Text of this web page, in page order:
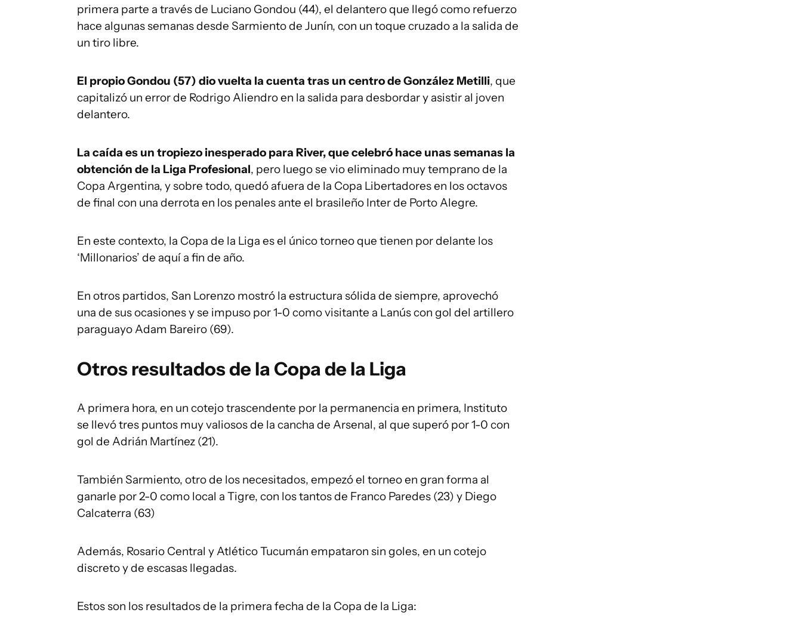
primera parte a través de Luciano Gondou (44), el delantero que llegó como refuerzo
hace algunas semanas desde Sarmiento de Junín, con un toque cruzado a la salida de
un tiro libre.
El propio Gondou (57) dio vuelta la cuenta tras un centro de González Metilli, que
capitalizó un error de Rodrigo Aliendro en la salida para desbordar y asistir al joven
delantero.
La caída es un tropiezo inesperado para River, que celebró hace unas semanas la
obtención de la Liga Profesional, pero luego se vio eliminado muy temprano de la
Copa Argentina, y sobre todo, quedó afuera de la Copa Libertadores en los octavos
de final con una derrota en los penales ante el brasileño Inter de Porto Alegre.
En este contexto, la Copa de la Liga es el único torneo que tienen por delante los
‘Millonarios’ de aquí a fin de año.
En otros partidos, San Lorenzo mostró la estructura sólida de siempre, aprovechó
una de sus ocasiones y se impuso por 1-0 como visitante a Lanús con gol del artillero
paraguayo Adam Bareiro (69).
Otros resultados de la Copa de la Liga
A primera hora, en un cotejo trascendente por la permanencia en primera, Instituto
se llevó tres puntos muy valiosos de la cancha de Arsenal, al que superó por 1-0 con
gol de Adrián Martínez (21).
También Sarmiento, otro de los necesitados, empezó el torneo en gran forma al
ganarle por 2-0 como local a Tigre, con los tantos de Franco Paredes (23) y Diego
Calcaterra (63)
Además, Rosario Central y Atlético Tucumán empataron sin goles, en un cotejo
discreto y de escasas llegadas.
Estos son los resultados de la primera fecha de la Copa de la Liga: